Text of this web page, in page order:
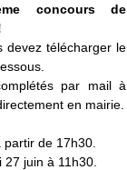
concours de
devez télécharger le
par mail à
en mairie.
de 17h30.
juin à 11h30.